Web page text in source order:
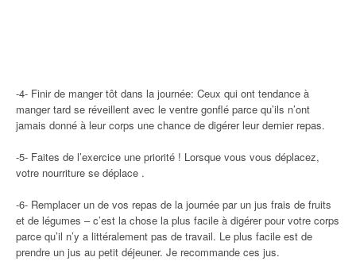
-4- Finir de manger tôt dans la journée: Ceux qui ont tendance à
manger tard se réveillent avec le ventre gonflé parce qu’ils n’ont
jamais donné à leur corps une chance de digérer leur dernier repas.
-5- Faites de l’exercice une priorité ! Lorsque vous vous déplacez,
votre nourriture se déplace .
-6- Remplacer un de vos repas de la journée par un jus frais de fruits
et de légumes – c’est la chose la plus facile à digérer pour votre corps
parce qu’il n’y a littéralement pas de travail. Le plus facile est de
prendre un jus au petit déjeuner. Je recommande ces jus.